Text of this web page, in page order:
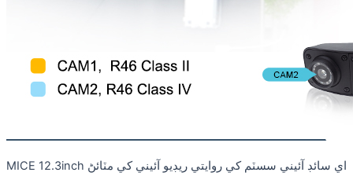
MICE 12.3inch اي سائڊ آئيني سسٽم کي روايتي ريڊيو آئيني کي مٽائڻ